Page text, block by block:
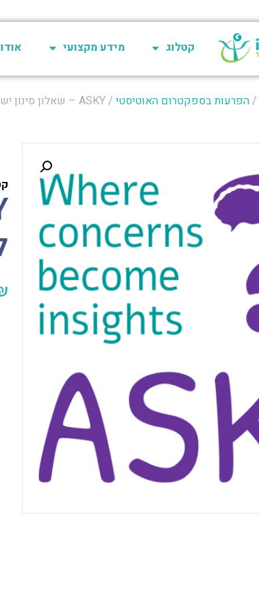
קטלוג מידע מקצועי
/הפרעות בספקטרום האוטיסטי / ASKY – שאלון סינון ישראלי לאוטיזם